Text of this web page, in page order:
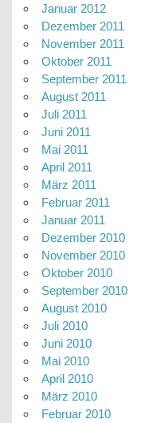
Januar 2012
Dezember 2011
November 2011
Oktober 2011
September 2011
August 2011
Juli 2011
Juni 2011
Mai 2011
April 2011
März 2011
Februar 2011
Januar 2011
Dezember 2010
November 2010
Oktober 2010
September 2010
August 2010
Juli 2010
Juni 2010
Mai 2010
April 2010
März 2010
Februar 2010